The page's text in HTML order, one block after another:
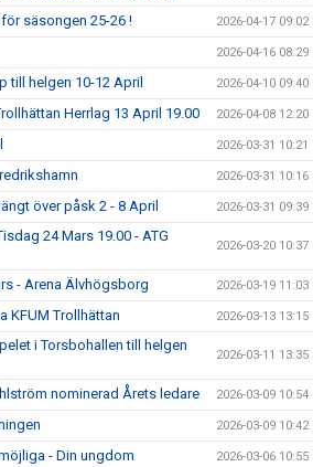
säsongen 25-26 ! 2026-04-17 09:02
2026-04-16 08:29
till helgen 10-12 April 2026-04-10 09:40
Herrlag 13 April 19.00 2026-04-08 12:20
2026-03-31 10:21
2026-03-31 10:16
över påsk 2 - 8 April 2026-03-31 09:39
24 Mars 19.00 - ATG
2026-03-20 10:37
- Arena Älvhögsborg 2026-03-19 11:03
KFUM Trollhättan 2026-03-13 13:15
i Torsbohallen till helgen
2026-03-11 13:35
nominerad Årets ledare 2026-03-09 10:54
2026-03-09 10:42
- Din ungdom 2026-03-06 10:55